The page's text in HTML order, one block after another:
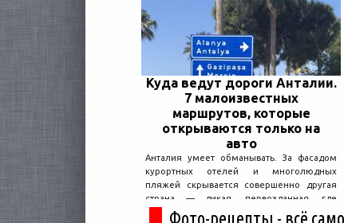
Куда ведут дороги Анталии.
7 малоизвестных
маршрутов, которые
открываются только на
авто
Анталия умеет обманывать. За фасадом
курортных отелей и многолюдных
пляжей скрывается совершенно другая
страна — дикая, первозданная, где
древние руины дремлют в тени кедров, а
Фото-рецепты - всё